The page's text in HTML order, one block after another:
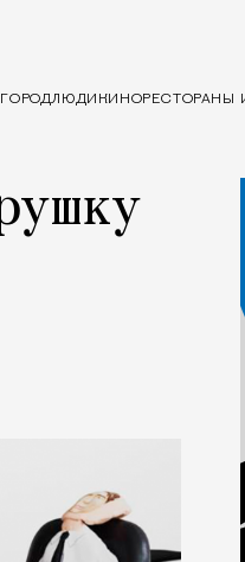
ГОРОДЛЮДИ КИНОРЕСТОРАНЫ